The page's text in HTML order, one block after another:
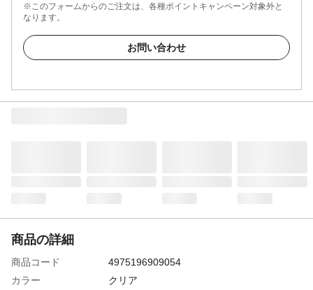
※このフォームからのご注文は、各種ポイントキャンペーン対象外と
なります。
お問い合わせ
商品の詳細
商品コード
4975196909054
カラー
クリア